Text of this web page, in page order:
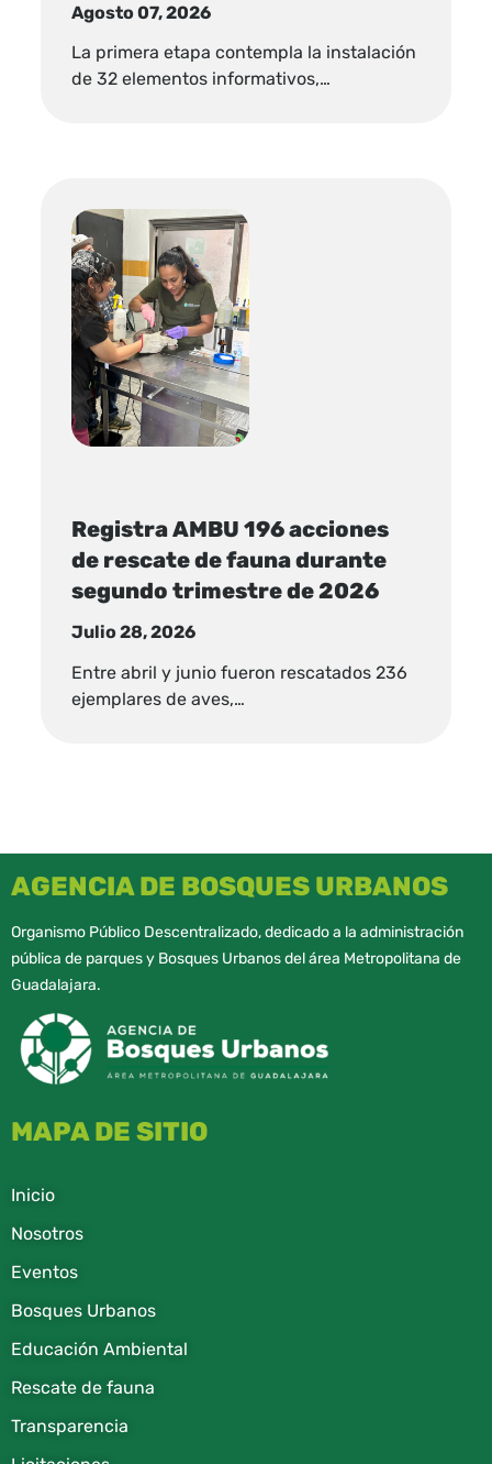
Agosto 07, 2026
La primera etapa contempla la instalación
de 32 elementos informativos,…
Registra AMBU 196 acciones
de rescate de fauna durante
segundo trimestre de 2026
Julio 28, 2026
Entre abril y junio fueron rescatados 236
ejemplares de aves,…
AGENCIA DE BOSQUES URBANOS
Organismo Público Descentralizado, dedicado a la administración
pública de parques y Bosques Urbanos del área Metropolitana de
Guadalajara.
MAPA DE SITIO
Inicio
Nosotros
Eventos
Bosques Urbanos
Educación Ambiental
Rescate de fauna​
Transparencia